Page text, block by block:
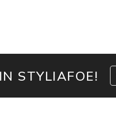
STYLIAFOE!